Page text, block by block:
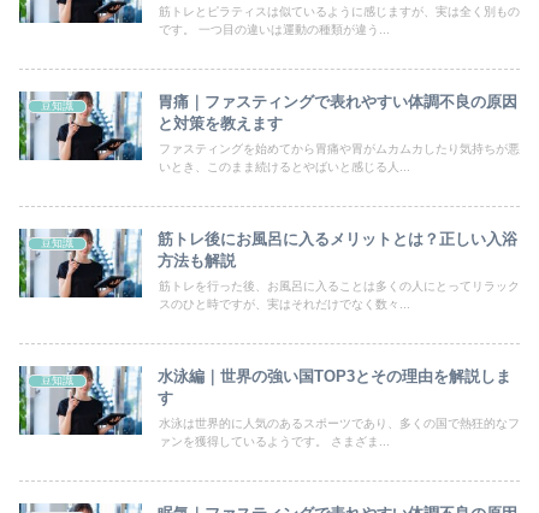
筋トレとピラティスは似ているように感じますが、実は全く別もの
です。 一つ目の違いは運動の種類が違う...
豆知識
胃痛｜ファスティングで表れやすい体調不良の原因
と対策を教えます
ファスティングを始めてから胃痛や胃がムカムカしたり気持ちが悪
いとき、このまま続けるとやばいと感じる人...
豆知識
筋トレ後にお風呂に入るメリットとは？正しい入浴
方法も解説
筋トレを行った後、お風呂に入ることは多くの人にとってリラック
スのひと時ですが、実はそれだけでなく数々...
豆知識
水泳編｜世界の強い国TOP3とその理由を解説しま
す
水泳は世界的に人気のあるスポーツであり、多くの国で熱狂的なフ
ァンを獲得しているようです。 さまざま...